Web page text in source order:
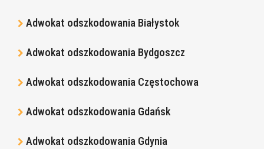
Adwokat odszkodowania Białystok
Adwokat odszkodowania Bydgoszcz
Adwokat odszkodowania Częstochowa
Adwokat odszkodowania Gdańsk
Adwokat odszkodowania Gdynia